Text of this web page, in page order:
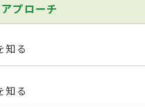
プローチ
知る
知る